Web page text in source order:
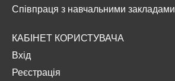
Співпраця з навчальними закладами
КАБІНЕТ КОРИСТУВАЧА
Вхід
Реєстрація